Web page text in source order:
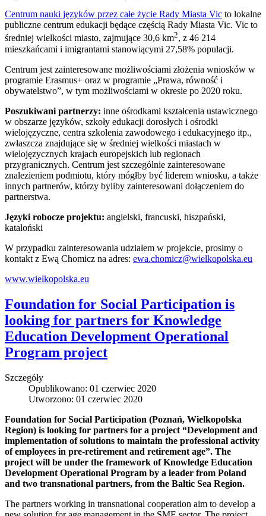
Centrum nauki języków przez całe życie Rady Miasta Vic to lokalne
publiczne centrum edukacji będące częścią Rady Miasta Vic. Vic to
średniej wielkości miasto, zajmujące 30,6 km2, z 46 214
mieszkańcami i imigrantami stanowiącymi 27,58% populacji.
Centrum jest zainteresowane możliwościami złożenia wniosków w
programie Erasmus+ oraz w programie „Prawa, równość i
obywatelstwo”, w tym możliwościami w okresie po 2020 roku.
Poszukiwani partnerzy: inne ośrodkami kształcenia ustawicznego
w obszarze języków, szkoły edukacji dorosłych i ośrodki
wielojęzyczne, centra szkolenia zawodowego i edukacyjnego itp.,
zwłaszcza znajdujące się w średniej wielkości miastach w
wielojęzycznych krajach europejskich lub regionach
przygranicznych. Centrum jest szczególnie zainteresowane
znalezieniem podmiotu, który mógłby być liderem wniosku, a także
innych partnerów, którzy byliby zainteresowani dołączeniem do
partnerstwa.
Języki robocze projektu: angielski, francuski, hiszpański,
kataloński
W przypadku zainteresowania udziałem w projekcie, prosimy o
kontakt z Ewą Chomicz na adres: ewa.chomicz@wielkopolska.eu
www.wielkopolska.eu
Foundation for Social Participation is
looking for partners for Knowledge
Education Development Operational
Program project
Szczegóły
Opublikowano: 01 czerwiec 2020
Utworzono: 01 czerwiec 2020
Foundation for Social Participation (Poznań, Wielkopolska
Region) is looking for partners for a project “Development and
implementation of solutions to maintain the professional activity
of employees in pre-retirement and retirement age”. The
project will be under the framework of Knowledge Education
Development Operational Program by a leader from Poland
and two transnational partners, from the Baltic Sea Region.
The partners working in transnational cooperation aim to develop a